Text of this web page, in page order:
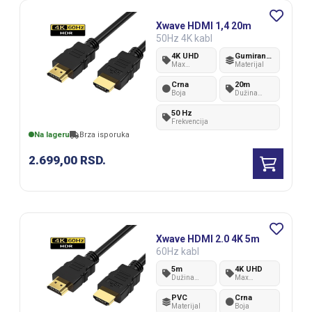
Na lageru Brza isporuka
2.699,00 RSD.
Xwave HDMI 1,4 20m
50Hz 4K kabl
4K UHD
Max
Gumirana plastika
Materijal
Crna
Boja
20m
Dužina
50 Hz
Frekvencija
Xwave HDMI 2.0 4K 5m
60Hz kabl
5m
Dužina
4K UHD
Max
PVC
Materijal
Crna
Boja